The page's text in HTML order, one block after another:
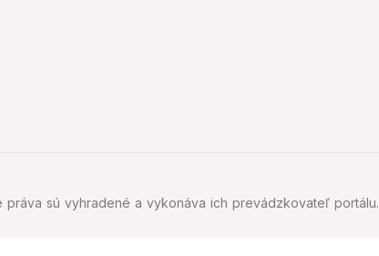
práva sú vyhradené a vykonáva ich prevádzkovateľ portálu.